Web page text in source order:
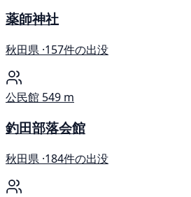
薬師神社
秋田県 ·157件の出没
公民館 549 m
釣田部落会館
秋田県 ·184件の出没